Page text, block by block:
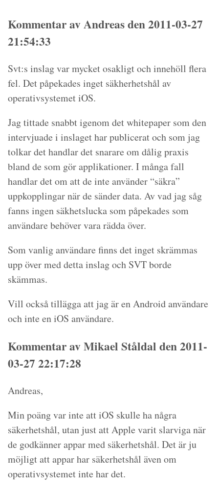
Kommentar av Andreas den 2011-03-27
21:54:33
Svt:s inslag var mycket osakligt och innehöll flera
fel. Det påpekades inget säkherhetshål av
operativsystemet iOS.
Jag tittade snabbt igenom det whitepaper som den
intervjuade i inslaget har publicerat och som jag
tolkar det handlar det snarare om dålig praxis
bland de som gör applikationer. I många fall
handlar det om att de inte använder “säkra”
uppkopplingar när de sänder data. Av vad jag såg
fanns ingen säkhetslucka som påpekades som
användare behöver vara rädda över.
Som vanlig användare finns det inget skrämmas
upp över med detta inslag och SVT borde
skämmas.
Vill också tillägga att jag är en Android användare
och inte en iOS användare.
Kommentar av Mikael Ståldal den 2011-
03-27 22:17:28
Andreas,
Min poäng var inte att iOS skulle ha några
säkerhetshål, utan just att Apple varit slarviga när
de godkänner appar med säkerhetshål. Det är ju
möjligt att appar har säkerhetshål även om
operativsystemet inte har det.